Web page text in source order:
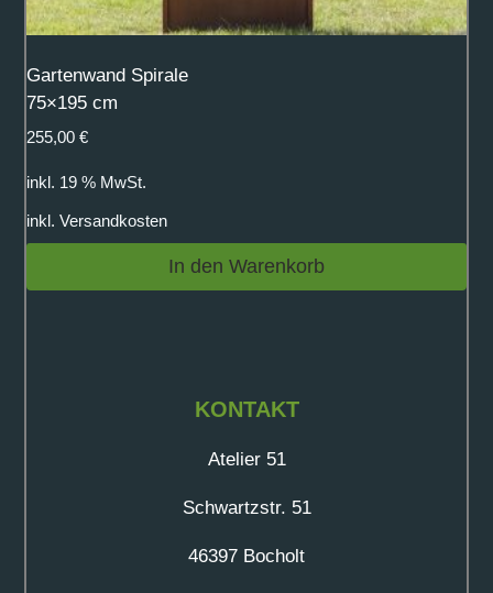
Gartenwand Spirale
75×195 cm
255,00 €
inkl. 19 % MwSt.
inkl. Versandkosten
In den Warenkorb
KONTAKT
Atelier 51
Schwartzstr. 51
46397 Bocholt